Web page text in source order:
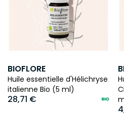
BIOFLORE
Huile essentielle d'Hélichryse
italienne Bio (5 ml)
28,71 €